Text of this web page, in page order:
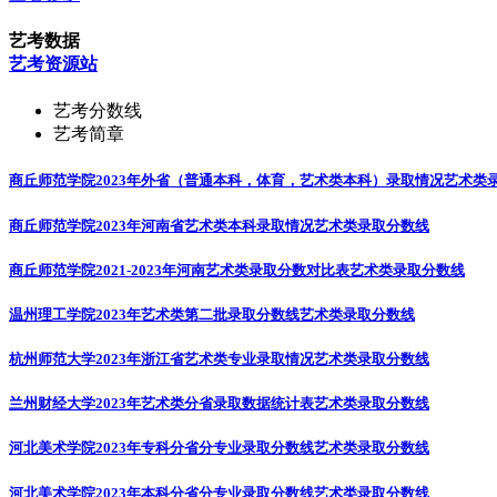
艺考数据
艺考资源站
艺考分数线
艺考简章
商丘师范学院2023年外省（普通本科，体育，艺术类本科）录取情况艺术类
商丘师范学院2023年河南省艺术类本科录取情况艺术类录取分数线
商丘师范学院2021-2023年河南艺术类录取分数对比表艺术类录取分数线
温州理工学院2023年艺术类第二批录取分数线艺术类录取分数线
杭州师范大学2023年浙江省艺术类专业录取情况艺术类录取分数线
兰州财经大学2023年艺术类分省录取数据统计表艺术类录取分数线
河北美术学院2023年专科分省分专业录取分数线艺术类录取分数线
河北美术学院2023年本科分省分专业录取分数线艺术类录取分数线